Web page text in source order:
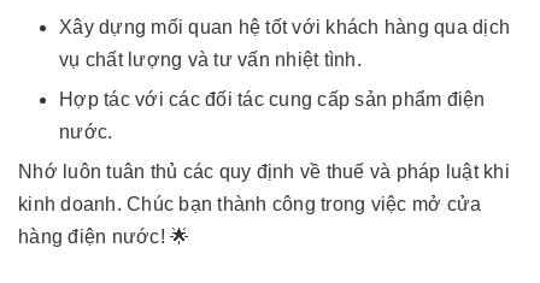
Xây dựng mối quan hệ tốt với khách hàng qua dịch
vụ chất lượng và tư vấn nhiệt tình.
Hợp tác với các đối tác cung cấp sản phẩm điện
nước.
Nhớ luôn tuân thủ các quy định về thuế và pháp luật khi
kinh doanh. Chúc bạn thành công trong việc mở cửa
hàng điện nước! 🌟